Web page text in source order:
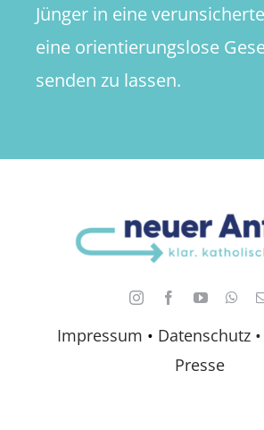
Impressum • Datenschutz •
Presse
Jünger in eine
eine orientierungslose
senden zu lassen.